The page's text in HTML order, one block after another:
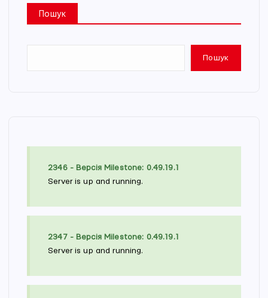
Пошук
Пошук
2346 - Версія Milestone: 0.49.19.1
Server is up and running.
2347 - Версія Milestone: 0.49.19.1
Server is up and running.